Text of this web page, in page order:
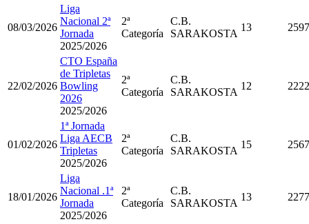
08/03/2026
Liga
Nacional 2ª
Jornada
2025/2026
2ª
Categoría
C.B.
SARAKOSTA
13 2597
22/02/2026
CTO España
de Tripletas
Bowling
2026
2025/2026
2ª
Categoría
C.B.
SARAKOSTA
12 2222
01/02/2026
1ª Jornada
Liga AECB
Tripletas
2025/2026
2ª
Categoría
C.B.
SARAKOSTA
15 2567
18/01/2026
Liga
Nacional .1ª
Jornada
2025/2026
2ª
Categoría
C.B.
SARAKOSTA
13 2277